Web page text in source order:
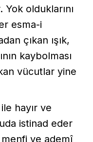
olduklarını
esma-i
çıkan ışık,
kaybolması
vücutlar yine
hayır ve
istinad eder
ve ademî